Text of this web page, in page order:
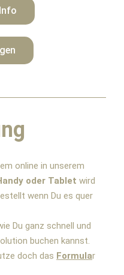
online in unserem
oder Tablet wird
wenn Du es quer
Du ganz schnell und
buchen kannst.
doch das Formular